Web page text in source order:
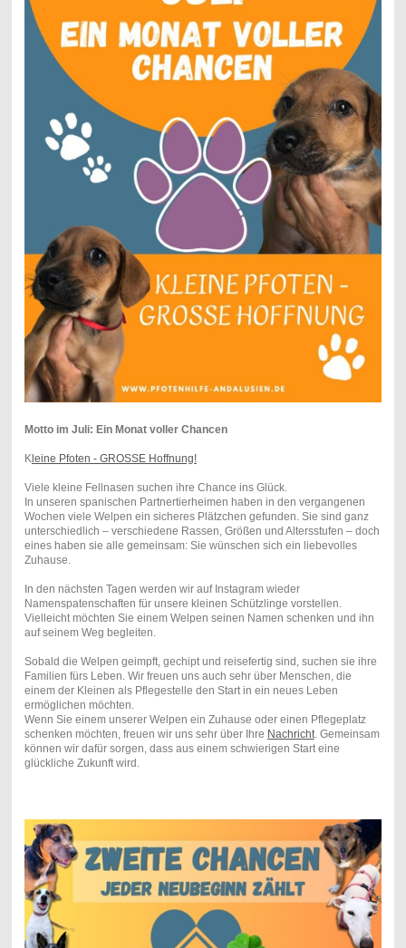
Motto im Juli: Ein Monat voller Chancen
Kleine Pfoten - GROSSE Hoffnung!
Viele kleine Fellnasen suchen ihre Chance ins Glück.
In unseren spanischen Partnertierheimen haben in den vergangenen
Wochen viele Welpen ein sicheres Plätzchen gefunden. Sie sind ganz
unterschiedlich – verschiedene Rassen, Größen und Altersstufen – doch
eines haben sie alle gemeinsam: Sie wünschen sich ein liebevolles
Zuhause.
In den nächsten Tagen werden wir auf Instagram wieder
Namenspatenschaften für unsere kleinen Schützlinge vorstellen.
Vielleicht möchten Sie einem Welpen seinen Namen schenken und ihn
auf seinem Weg begleiten.
Sobald die Welpen geimpft, gechipt und reisefertig sind, suchen sie ihre
Familien fürs Leben. Wir freuen uns auch sehr über Menschen, die
einem der Kleinen als Pflegestelle den Start in ein neues Leben
ermöglichen möchten.
Wenn Sie einem unserer Welpen ein Zuhause oder einen Pflegeplatz
schenken möchten, freuen wir uns sehr über Ihre Nachricht. Gemeinsam
können wir dafür sorgen, dass aus einem schwierigen Start eine
glückliche Zukunft wird.